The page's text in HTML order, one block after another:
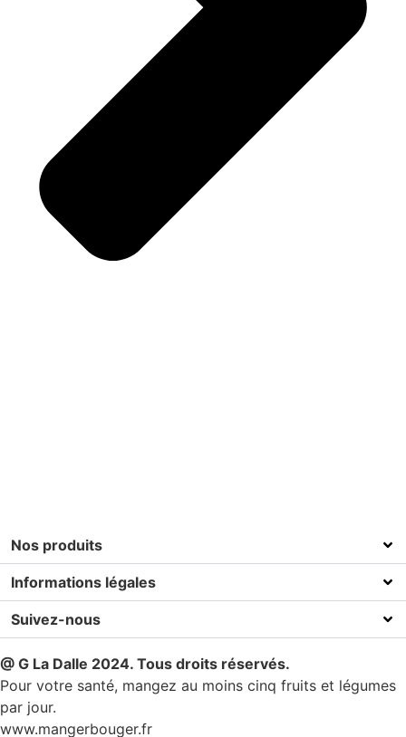
Nos produits
Informations légales
Suivez-nous
@ G La Dalle 2024. Tous droits réservés.
Pour votre santé, mangez au moins cinq fruits et légumes
par jour.
www.mangerbouger.fr